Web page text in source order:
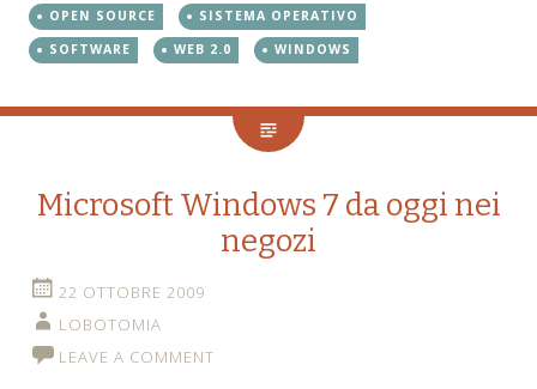
OPEN SOURCE
SISTEMA OPERATIVO
SOFTWARE
WEB 2.0 WINDOWS
Microsoft Windows 7 da oggi nei
negozi
22 OTTOBRE 2009
LOBOTOMIA
LEAVE A COMMENT